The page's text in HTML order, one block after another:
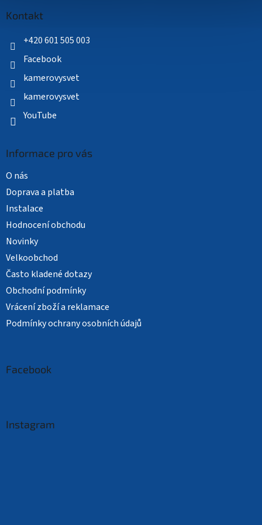
Kontakt
+420 601 505 003
Facebook
kamerovysvet
kamerovysvet
YouTube
Informace pro vás
O nás
Doprava a platba
Instalace
Hodnocení obchodu
Novinky
Velkoobchod
Často kladené dotazy
Obchodní podmínky
Vrácení zboží a reklamace
Podmínky ochrany osobních údajů
Facebook
Instagram